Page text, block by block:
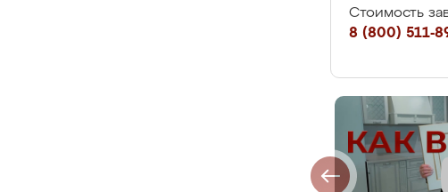
Стоимость
8 (800) 511-